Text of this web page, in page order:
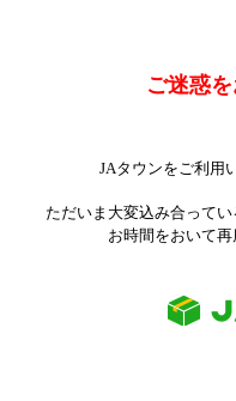
ご迷惑
JAタウンをご利用
ただいま大変込み合って
お時間をおいて